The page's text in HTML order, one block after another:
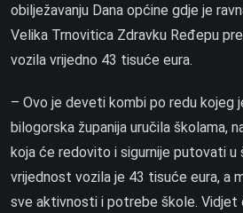
obilježavanju Dana općine gdje je
Velika Trnovitica Zdravku Ređepu
vozila vrijedno 43 tisuće eura.
– Ovo je deveti kombi po redu kojeg
bilogorska županija uručila školama,
koja će redovito i sigurnije putovati u
vrijednost vozila je 43 tisuće eura, a
sve aktivnosti i potrebe škole. Vidjet